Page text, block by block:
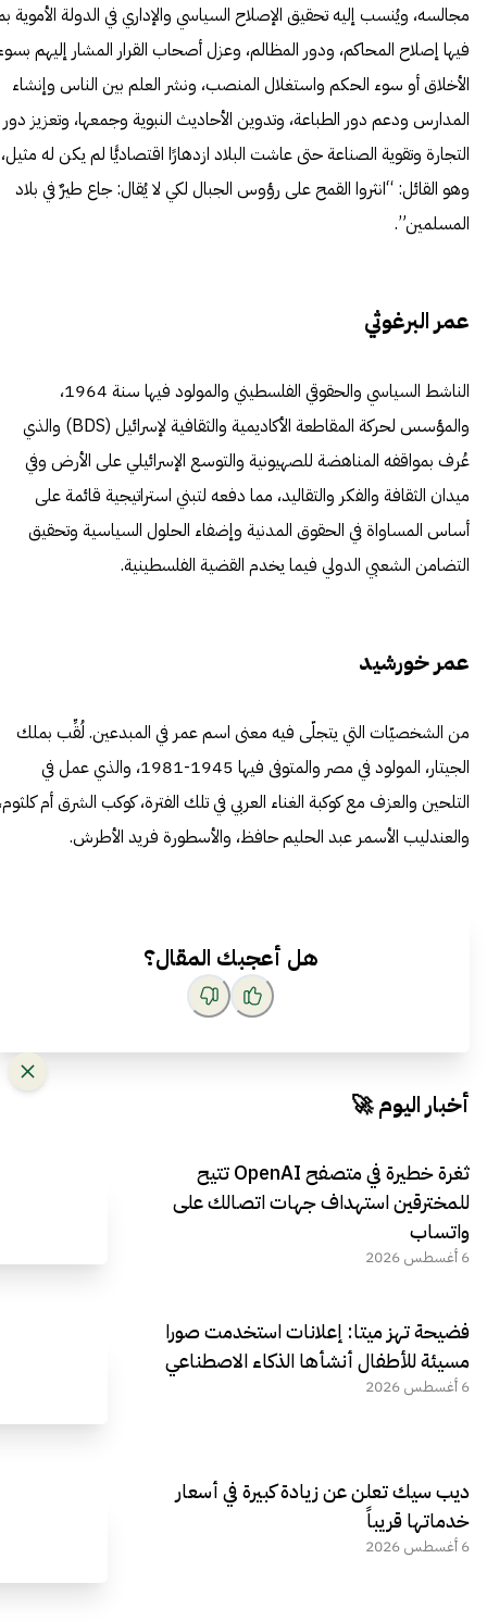
مجالسه، ويُنسب إليه تحقيق الإصلاح السياسي والإداري في الدولة الأموية
فيها إصلاح المحاكم، ودور المظالم، وعزل أصحاب القرار المشار إليهم
الأخلاق أو سوء الحكم واستغلال المنصب، ونشر العلم بين الناس وإنشاء
المدارس ودعم دور الطباعة، وتدوين الأحاديث النبوية وجمعها، وتعزيز دور
التجارة وتقوية الصناعة حتى عاشت البلاد ازدهارًا اقتصاديًّا لم يكن له مثيل،
وهو القائل: “انثروا القمح على رؤوس الجبال لكي لا يُقال: جاع طيرٌ في بلاد
المسلمين”.
عمر البرغوثي
الناشط السياسي والحقوقي الفلسطيني والمولود فيها سنة 1964،
والمؤسس لحركة المقاطعة الأكاديمية والثقافية لإسرائيل (BDS) والذي
عُرف بمواقفه المناهضة للصهيونية والتوسع الإسرائيلي على الأرض وفي
ميدان الثقافة والفكر والتقاليد، مما دفعه لتبني استراتيجية قائمة على
أساس المساواة في الحقوق المدنية وإضفاء الحلول السياسية وتحقيق
التضامن الشعبي الدولي فيما يخدم القضية الفلسطينية.
عمر خورشيد
من الشخصيّات التي يتجلّى فيه معنى اسم عمر في المبدعين. لُقِّب بملك
الجيتار
، المولود في مصر والمتوفى فيها 1945-1981، والذي عمل في
التلحين والعزف مع كوكبة الغناء العربي في تلك الفترة، كوكب الشرق أم
والعندليب الأسمر عبد الحليم حافظ، والأسطورة فريد الأطرش.
هل أعجبك المقال؟
أخبار اليوم 🚀
ثغرة خطيرة في متصفح OpenAI تتيح
للمخترقين استهداف جهات اتصالك على
واتساب
6 أغسطس 2026
فضيحة تهز ميتا: إعلانات استخدمت صورا
مسيئة للأطفال أنشأها الذكاء الاصطناعي
6 أغسطس 2026
ديب سيك تعلن عن زيادة كبيرة في أسعار
خدماتها قريباً
6 أغسطس 2026